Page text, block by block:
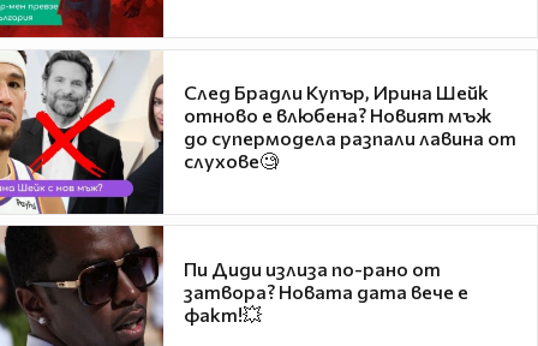
След Брадли Купър, Ирина Шейк
отново е влюбена? Новият мъж
до супермодела разпали лавина от
слухове🧐
Пи Диди излиза по-рано от
затвора? Новата дата вече е
факт!💥